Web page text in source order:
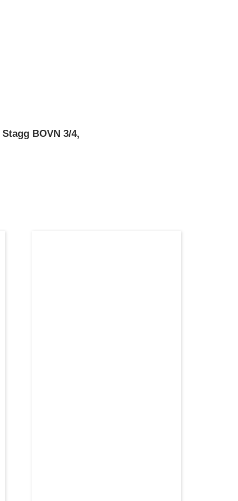
Stagg BOVN 3/4,